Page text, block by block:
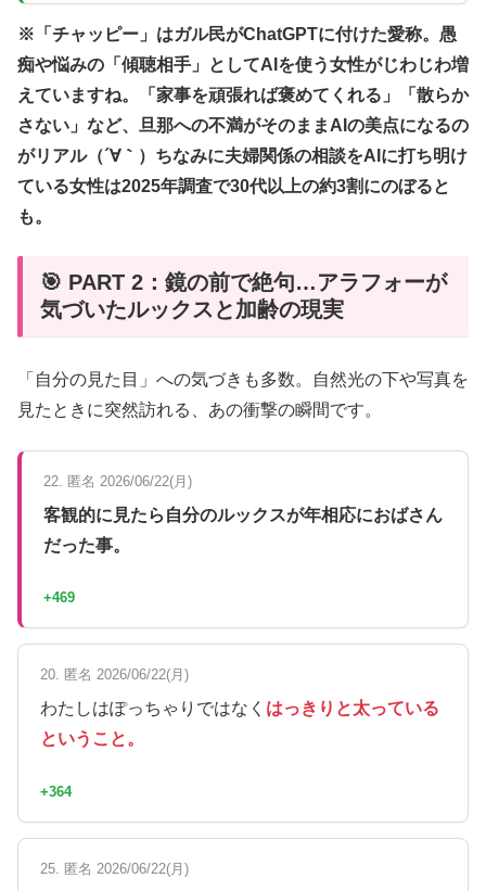
※「チャッピー」はガル民がChatGPTに付けた愛称。愚
痴や悩みの「傾聴相手」としてAIを使う女性がじわじわ増
えていますね。「家事を頑張れば褒めてくれる」「散らか
さない」など、旦那への不満がそのままAIの美点になるの
がリアル（´∀｀）ちなみに夫婦関係の相談をAIに打ち明け
ている女性は2025年調査で30代以上の約3割にのぼると
も。
🎯 PART 2：鏡の前で絶句…アラフォーが
気づいたルックスと加齢の現実
「自分の見た目」への気づきも多数。自然光の下や写真を
見たときに突然訪れる、あの衝撃の瞬間です。
22. 匿名 2026/06/22(月)
客観的に見たら自分のルックスが年相応におばさん
だった事。
+469
20. 匿名 2026/06/22(月)
わたしはぽっちゃりではなく はっきりと太っている
ということ。
+364
25. 匿名 2026/06/22(月)